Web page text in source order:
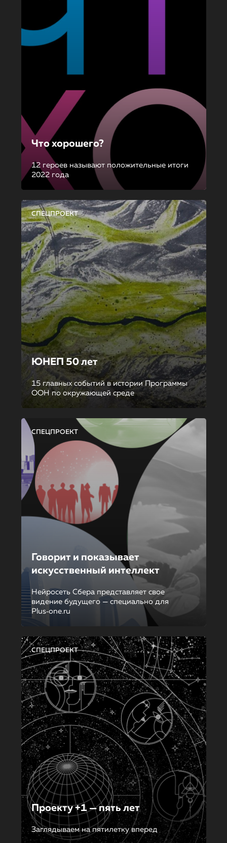
Что хорошего?
12 героев называют положительные итоги
2022 года
СПЕЦПРОЕКТ
ЮНЕП 50 лет
15 главных событий в истории Программы
ООН по окружающей среде
СПЕЦПРОЕКТ
Говорит и показывает
искусственный интеллект
Нейросеть Сбера представляет свое
видение будущего — специально для
Plus‑one.ru
СПЕЦПРОЕКТ
Проекту +1 — пять лет
Заглядываем на пятилетку вперед